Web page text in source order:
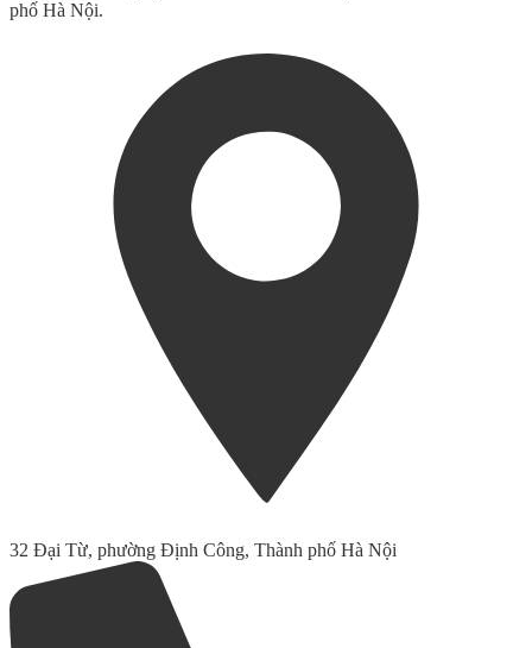
phố Hà Nội.
32 Đại Từ, phường Định Công, Thành phố Hà Nội